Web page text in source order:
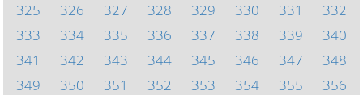
325
326 327 328 329 330 331
332
333
334 335 336 337 338 339
340
341
342 343 344 345 346 347
348
349
350 351 352 353 354 355
356